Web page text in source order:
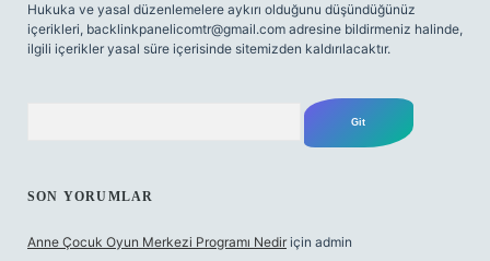
Hukuka ve yasal düzenlemelere aykırı olduğunu düşündüğünüz
içerikleri, backlinkpanelicomtr@gmail.com adresine bildirmeniz halinde,
ilgili içerikler yasal süre içerisinde sitemizden kaldırılacaktır.
SON YORUMLAR
Anne Çocuk Oyun Merkezi Programı Nedir için admin